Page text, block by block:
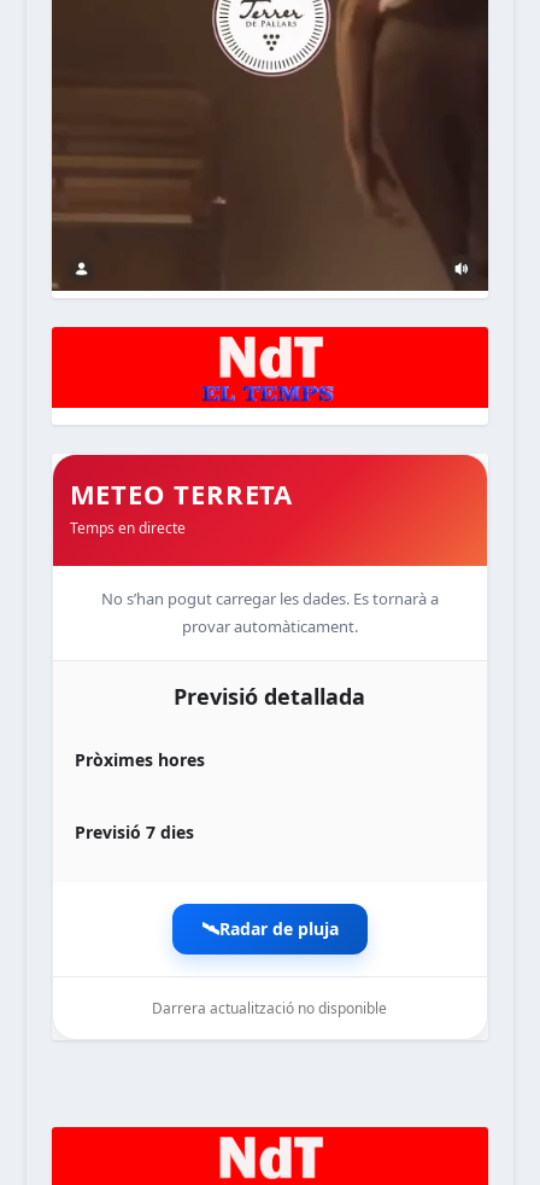
METEO TERRETA
Temps en directe
No s’han pogut carregar les dades. Es tornarà a
provar automàticament.
Previsió detallada
Pròximes hores
Previsió 7 dies
🛰️Radar de pluja
Darrera actualització no disponible